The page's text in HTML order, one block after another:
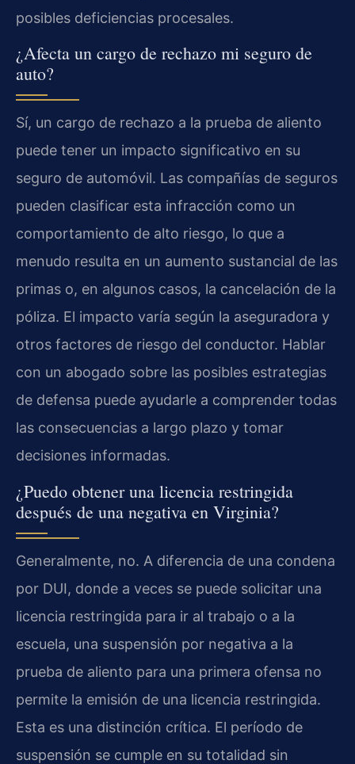
posibles deficiencias procesales.
¿Afecta un cargo de rechazo mi seguro de
auto?
Sí, un cargo de rechazo a la prueba de aliento
puede tener un impacto significativo en su
seguro de automóvil. Las compañías de seguros
pueden clasificar esta infracción como un
comportamiento de alto riesgo, lo que a
menudo resulta en un aumento sustancial de las
primas o, en algunos casos, la cancelación de la
póliza. El impacto varía según la aseguradora y
otros factores de riesgo del conductor. Hablar
con un abogado sobre las posibles estrategias
de defensa puede ayudarle a comprender todas
las consecuencias a largo plazo y tomar
decisiones informadas.
¿Puedo obtener una licencia restringida
después de una negativa en Virginia?
Generalmente, no. A diferencia de una condena
por DUI, donde a veces se puede solicitar una
licencia restringida para ir al trabajo o a la
escuela, una suspensión por negativa a la
prueba de aliento para una primera ofensa no
permite la emisión de una licencia restringida.
Esta es una distinción crítica. El período de
suspensión se cumple en su totalidad sin